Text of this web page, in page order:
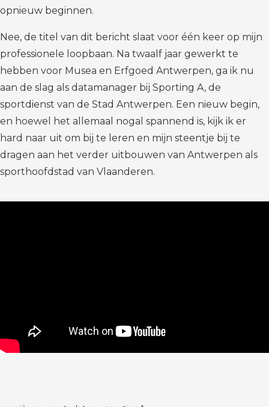
opnieuw beginnen.
Nee, de titel van dit bericht slaat voor één keer op mijn
professionele loopbaan. Na twaalf jaar gewerkt te
hebben voor Musea en Erfgoed Antwerpen, ga ik nu
aan de slag als datamanager bij Sporting A, de
sportdienst van de Stad Antwerpen. Een nieuw begin,
en hoewel het allemaal nogal spannend is, kijk ik er
hard naar uit om bij te leren en mijn steentje bij te
dragen aan het verder uitbouwen van Antwerpen als
sporthoofdstad van Vlaanderen.